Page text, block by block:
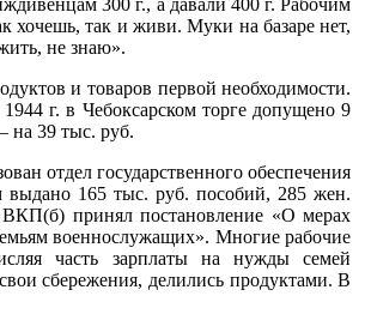
300 г., а давали 400 г. Рабочим
хочешь, так и живи. Муки на базаре нет,
не знаю».
и товаров первой необходимости.
г. в Чебоксарском торге допущено 9
на 39 тыс. руб.
отдел государственного обеспечения
выдано 165 тыс. руб. пособий, 285 жен.
принял постановление «О мерах
военнослужащих». Многие рабочие
часть зарплаты на нужды семей
сбережения, делились продуктами. В